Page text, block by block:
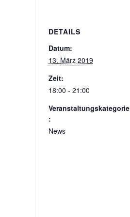
DETAILS
Datum:
13. März 2019
Zeit:
18:00 - 21:00
Veranstaltungskategorie
:
News